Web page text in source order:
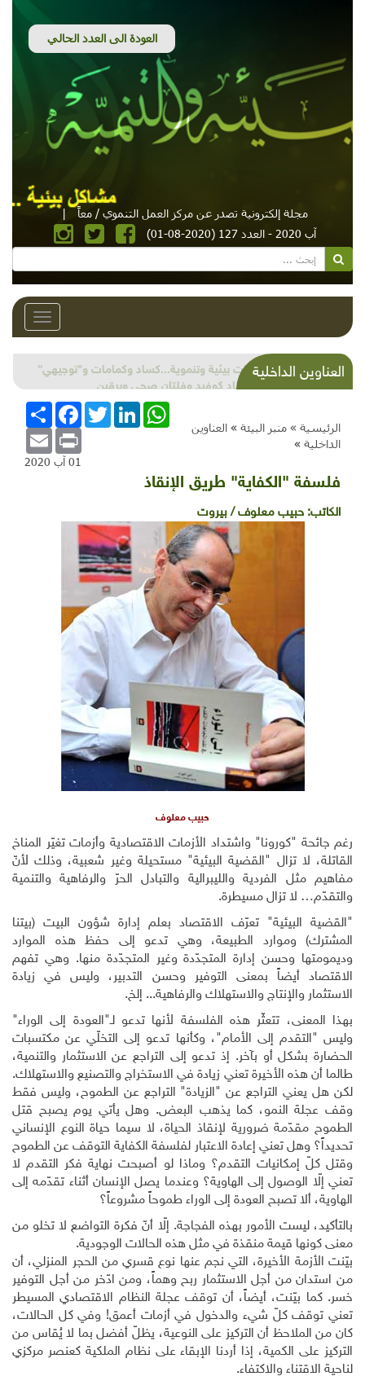
مجلة إلكترونية تصدر عن مركز العمل التنموي / معاً
|
آب 2020 - العدد 127 (2020-08-01)
Toggle
العناوين الداخليةشذرات بيئية وتنموية...كساد وكمامات و"توجيهي"
واقتصاد كوفيد وفلتان صحي وبرقين
الرئيسية » منبر البيئة » العناوين
الداخلية »
انشر
FacebookTwitterLinkedInWhatsApp
Email Print
01 آب 2020
فلسفة "الكفاية" طريق الإنقاذ
الكاتب: حبيب معلوف / بيروت
حبيب معلوف
رغم جائحة "كورونا" واشتداد الأزمات الاقتصادية وأزمات تغيّر المناخ
القاتلة، لا تزال "القضية البيئية" مستحيلة وغير شعبية، وذلك لأنّ
مفاهيم مثل الفردية والليبرالية والتبادل الحرّ والرفاهية والتنمية
والتقدّم… لا تزال مسيطرة.
"القضية البيئية" تعرّف الاقتصاد بعلم إدارة شؤون البيت (بيتنا
المشترك) وموارد الطبيعة، وهي تدعو إلى حفظ هذه الموارد
وديمومتها وحسن إدارة المتجدّدة وغير المتجدّدة منها. وهي تفهم
الاقتصاد أيضاً بمعنى التوفير وحسن التدبير، وليس في زيادة
الاستثمار والإنتاج والاستهلاك والرفاهية... إلخ.
بهذا المعنى، تتعثّر هذه الفلسفة لأنها تدعو لـ"العودة إلى الوراء"
وليس "التقدم إلى الأمام"، وكأنها تدعو إلى التخلّي عن مكتسبات
الحضارة بشكل أو بآخر. إذ تدعو إلى التراجع عن الاستثمار والتنمية،
طالما أن هذه الأخيرة تعني زيادة في الاستخراج والتصنيع والاستهلاك.
لكن هل يعني التراجع عن "الزيادة" التراجع عن الطموح، وليس فقط
وقف عجلة النمو، كما يذهب البعض. وهل يأتي يوم يصبح قتل
الطموح مقدّمة ضرورية لإنقاذ الحياة، لا سيما حياة النوع الإنساني
تحديداً؟ وهل تعني إعادة الاعتبار لفلسفة الكفاية التوقف عن الطموح
وقتل كلّ إمكانيات التقدم؟ وماذا لو أصبحت نهاية فكر التقدم لا
تعني إلّا الوصول إلى الهاوية؟ وعندما يصل الإنسان أثناء تقدّمه إلى
الهاوية، ألا تصبح العودة إلى الوراء طموحاً مشروعاً؟
بالتأكيد، ليست الأمور بهذه الفجاجة. إلّا أنّ فكرة التواضع لا تخلو من
معنى كونها قيمة منقذة في مثل هذه الحالات الوجودية.
بيّنت الأزمة الأخيرة، التي نجم عنها نوع قسري من الحجر المنزلي، أن
من استدان من أجل الاستثمار ربح وهماً، ومن ادّخر من أجل التوفير
خسر. كما بيّنت، أيضاً، أن توقف عجلة النظام الاقتصادي المسيطر
تعني توقف كلّ شيء والدخول في أزمات أعمق! وفي كل الحالات،
كان من الملاحظ أن التركيز على النوعية، يظلّ أفضل بما لا يُقاس من
التركيز على الكمية، إذا أردنا الإبقاء على نظام الملكية كعنصر مركزي
لناحية الاقتناء والاكتفاء.